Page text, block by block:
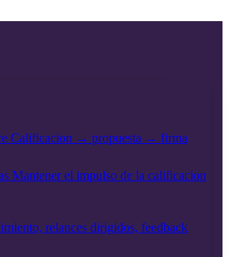
Calificacion → propuesta → firma
Mantener el impulso de la calificacion
relances dirigidos, feedback